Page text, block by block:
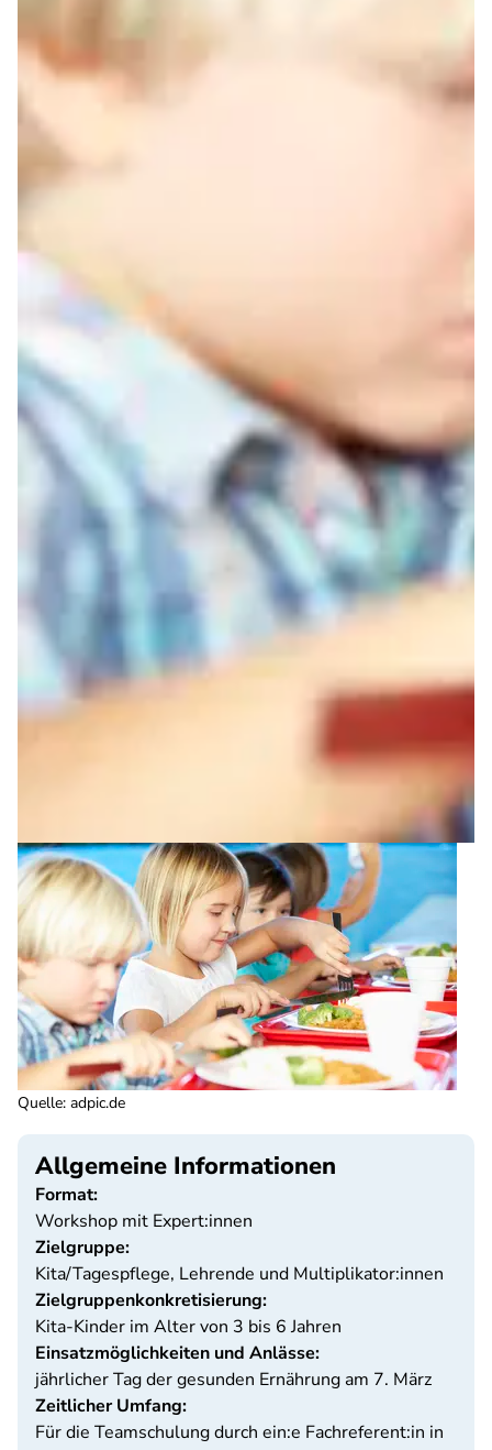
Quelle: adpic.de
Allgemeine Informationen
Format:
Workshop mit Expert:innen
Zielgruppe:
Kita/Tagespflege, Lehrende und Multiplikator:innen
Zielgruppenkonkretisierung:
Kita-Kinder im Alter von 3 bis 6 Jahren
Einsatzmöglichkeiten und Anlässe:
jährlicher Tag der gesunden Ernährung am 7. März
Zeitlicher Umfang:
Für die Teamschulung durch ein:e Fachreferent:in in